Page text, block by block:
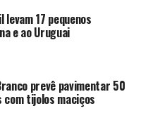
levam 17 pequenos
e ao Uruguai
prevê pavimentar 50
com tijolos maciços